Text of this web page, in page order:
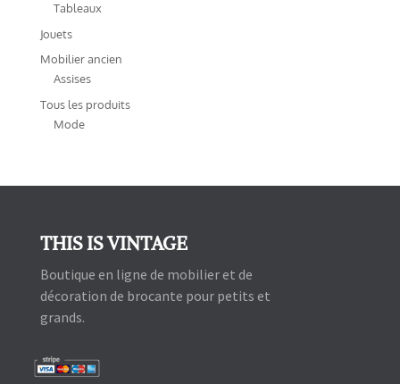
Tableaux
Jouets
Mobilier ancien
Assises
Tous les produits
Mode
THIS IS VINTAGE
Boutique en ligne de mobilier et de
décoration de brocante pour petits et
grands.